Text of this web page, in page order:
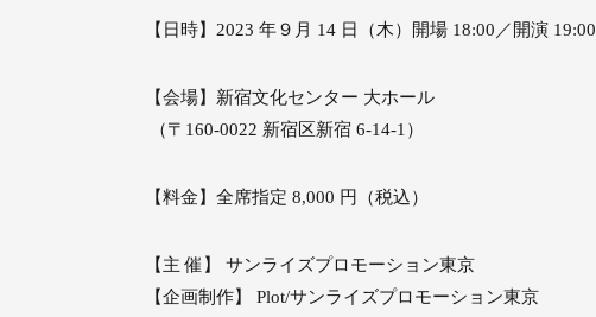
【日時】2023 年９月 14 日（木）開場 18:00／開演 19:00
【会場】新宿文化センター 大ホール
（〒160-0022 新宿区新宿 6-14-1）
【料金】全席指定 8,000 円（税込）
【主 催】 サンライズプロモーション東京
【企画制作】 Plot/サンライズプロモーション東京